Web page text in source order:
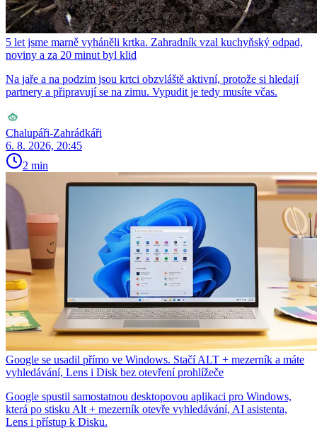
5 let jsme marně vyháněli krtka. Zahradník vzal kuchyňský odpad,
noviny a za 20 minut byl klid
Na jaře a na podzim jsou krtci obzvláště aktivní, protože si hledají
partnery a připravují se na zimu. Vypudit je tedy musíte včas.
Chalupáři-Zahrádkáři
6. 8. 2026, 20:45
2 min
Google se usadil přímo ve Windows. Stačí ALT + mezerník a máte
vyhledávání, Lens i Disk bez otevření prohlížeče
Google spustil samostatnou desktopovou aplikaci pro Windows,
která po stisku Alt + mezerník otevře vyhledávání, AI asistenta,
Lens i přístup k Disku.